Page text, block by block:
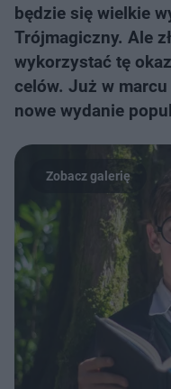
będzie się wielkie
Trójmagiczny. Ale
wykorzystać tę
celów. Już w
nowe wydanie